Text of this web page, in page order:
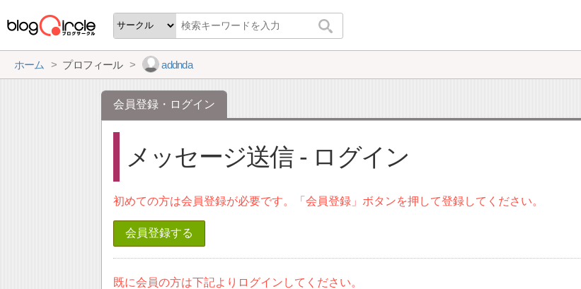
ホーム プロフィール addnda
会員登録・ログイン
メッセージ送信 - ログイン
初めての方は会員登録が必要です。「会員登録」ボタンを押して登録してください。
会員登録する
既に会員の方は下記よりログインしてください。